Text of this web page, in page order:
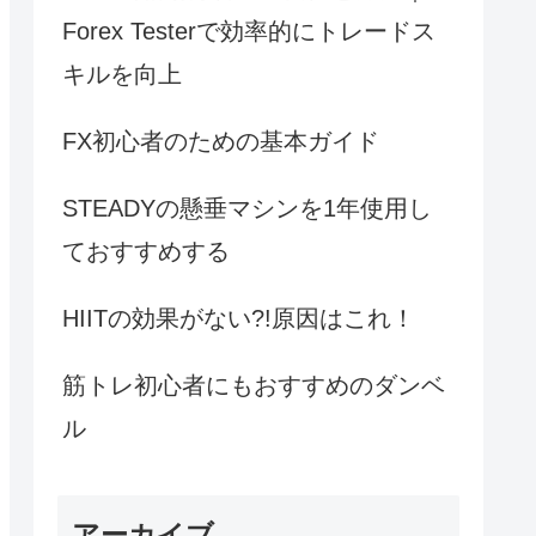
Forex Testerで効率的にトレードス
キルを向上
FX初心者のための基本ガイド
STEADYの懸垂マシンを1年使用し
ておすすめする
HIITの効果がない?!原因はこれ！
筋トレ初心者にもおすすめのダンベ
ル